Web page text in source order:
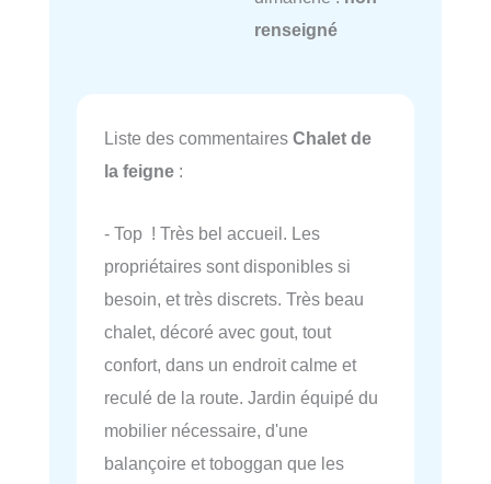
renseigné
Liste des commentaires Chalet de
la feigne :
- Top ! Très bel accueil. Les
propriétaires sont disponibles si
besoin, et très discrets. Très beau
chalet, décoré avec gout, tout
confort, dans un endroit calme et
reculé de la route. Jardin équipé du
mobilier nécessaire, d'une
balançoire et toboggan que les